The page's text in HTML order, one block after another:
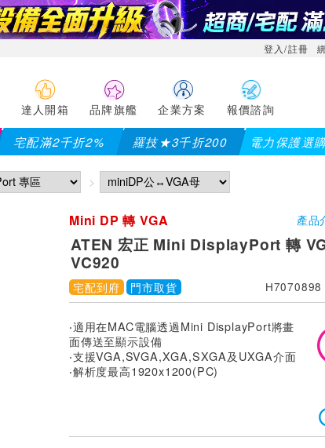
登入/註冊
達人開箱 品牌旗艦 企業方案 報價諮詢
宅配滿2千折2% 羅技★3千折200 電力保護選
【PX大通】全館滿千折
Mini DP 轉 VGA 產品
ATEN 宏正 Mini DisplayPort 轉
VC920
宅配到府 門市取貨 H7070898
‧適用在MAC電腦透過Mini DisplayPort將畫
面傳送至顯示設備
‧支援VGA,SVGA,XGA,SXGA及UXGA介面
‧解析度最高1920x1200(PC)